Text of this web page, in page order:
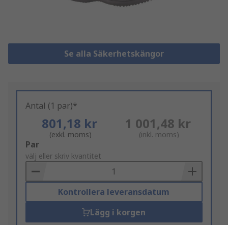
Se alla Säkerhetskängor
Antal (1 par)*
801,18 kr
(exkl. moms)
1 001,48 kr
(inkl. moms)
Add
to
Basket
Par
välj eller skriv kvantitet
Kontrollera leveransdatum
Lägg i korgen